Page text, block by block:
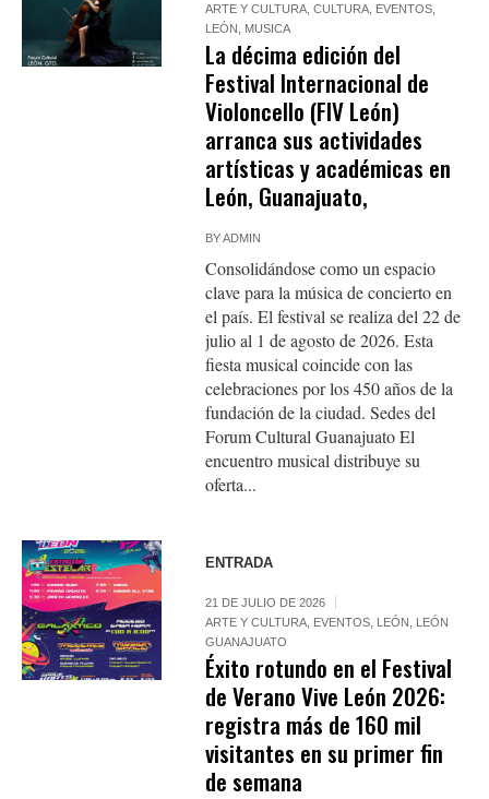
ARTE Y CULTURA ,CULTURA EVENTOS
LEÓN
MUSICA
La décima edición del
Festival Internacional de
Violoncello (FIV León)
arranca sus actividades
artísticas y académicas en
León, Guanajuato,
BYADMIN
Consolidándose como un espacio
clave para la música de concierto en
el país. El festival se realiza del 22 de
julio al 1 de agosto de 2026. Esta
fiesta musical coincide con las
celebraciones por los 450 años de la
fundación de la ciudad. Sedes del
Forum Cultural Guanajuato El
encuentro musical distribuye su
oferta...
ENTRADA
21 DE JULIO DE 2026
ARTE Y CULTURA EVENTOS LEÓN
LEÓN
GUANAJUATO
Éxito rotundo en el Festival
de Verano Vive León 2026:
registra más de 160 mil
visitantes en su primer fin
de semana